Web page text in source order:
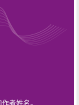
者姓名。